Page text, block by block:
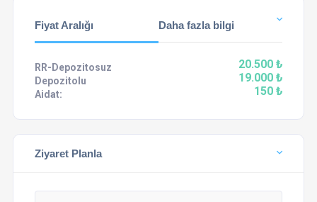
Fiyat Aralığı Daha fazla bilgi
RR-Depozitosuz 20.500 ₺
Depozitolu 19.000 ₺
Aidat: 150 ₺
Ziyaret Planla